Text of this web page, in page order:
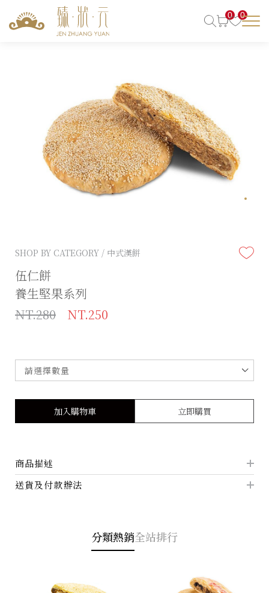
0 0
SHOP BY CATEGORY / 中式漢餅
伍仁餅
養生堅果系列
NT.280
NT.250
加入購物車 立即購買
商品描述
送貨及付款辦法
分類熱銷全站排行